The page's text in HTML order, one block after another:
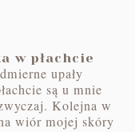
w płachcie
upały
są u mnie
Kolejna w
wiór mojej skóry